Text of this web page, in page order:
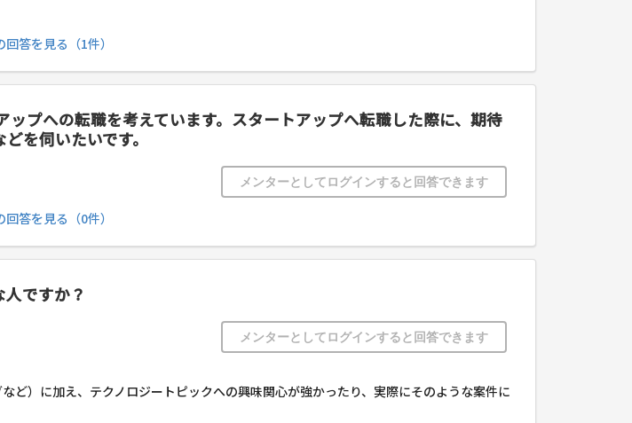
回答を見る（1件）
プへの転職を考えています。スタートアップへ転職した際に、期待
を伺いたいです。
メンターとしてログインすると回答できます
回答を見る（0件）
ですか？
メンターとしてログインすると回答できます
ど）に加え、テクノロジートピックへの興味関心が強かったり、実際にそのような案件に